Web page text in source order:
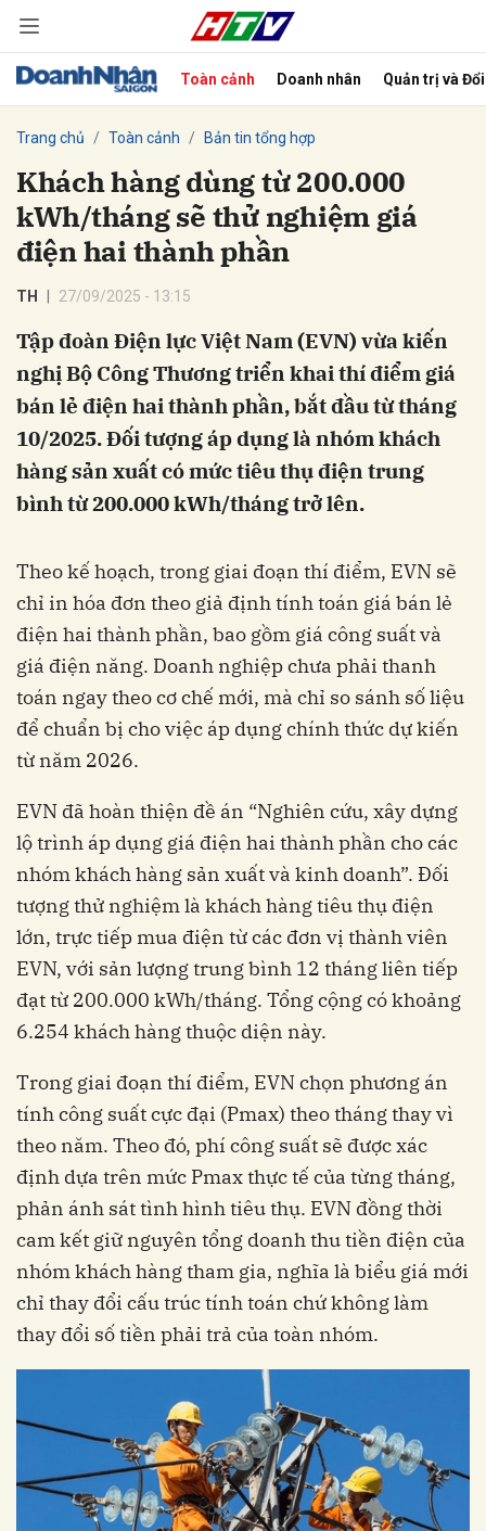
Toàn cảnh Doanh nhân Quản trị và
Trang chủ Toàn cảnh Bản tin tổng hợp
Khách hàng dùng từ 200.000
kWh/tháng sẽ thử nghiệm giá
điện hai thành phần
TH 27/09/2025 - 13:15
Tập đoàn Điện lực Việt Nam (EVN) vừa kiến
nghị Bộ Công Thương triển khai thí điểm giá
bán lẻ điện hai thành phần, bắt đầu từ tháng
10/2025. Đối tượng áp dụng là nhóm khách
hàng sản xuất có mức tiêu thụ điện trung
bình từ 200.000 kWh/tháng trở lên.
Theo kế hoạch, trong giai đoạn thí điểm, EVN sẽ
chỉ in hóa đơn theo giả định tính toán giá bán lẻ
điện hai thành phần, bao gồm giá công suất và
giá điện năng. Doanh nghiệp chưa phải thanh
toán ngay theo cơ chế mới, mà chỉ so sánh số liệu
để chuẩn bị cho việc áp dụng chính thức dự kiến
từ năm 2026.
EVN đã hoàn thiện đề án “Nghiên cứu, xây dựng
lộ trình áp dụng giá điện hai thành phần cho các
nhóm khách hàng sản xuất và kinh doanh”. Đối
tượng thử nghiệm là khách hàng tiêu thụ điện
lớn, trực tiếp mua điện từ các đơn vị thành viên
EVN, với sản lượng trung bình 12 tháng liên tiếp
đạt từ 200.000 kWh/tháng. Tổng cộng có khoảng
6.254 khách hàng thuộc diện này.
Trong giai đoạn thí điểm, EVN chọn phương án
tính công suất cực đại (Pmax) theo tháng thay vì
theo năm. Theo đó, phí công suất sẽ được xác
định dựa trên mức Pmax thực tế của từng tháng,
phản ánh sát tình hình tiêu thụ. EVN đồng thời
cam kết giữ nguyên tổng doanh thu tiền điện của
nhóm khách hàng tham gia, nghĩa là biểu giá mới
chỉ thay đổi cấu trúc tính toán chứ không làm
thay đổi số tiền phải trả của toàn nhóm.
Hủy